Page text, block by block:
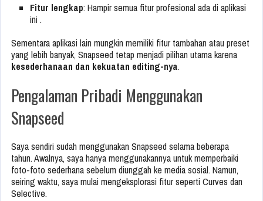
Fitur lengkap: Hampir semua fitur profesional ada di aplikasi
ini .
Sementara aplikasi lain mungkin memiliki fitur tambahan atau preset
yang lebih banyak, Snapseed tetap menjadi pilihan utama karena
kesederhanaan dan kekuatan editing-nya.
Pengalaman Pribadi Menggunakan
Snapseed
Saya sendiri sudah menggunakan Snapseed selama beberapa
tahun. Awalnya, saya hanya menggunakannya untuk memperbaiki
foto-foto sederhana sebelum diunggah ke media sosial. Namun,
seiring waktu, saya mulai mengeksplorasi fitur seperti Curves dan
Selective.